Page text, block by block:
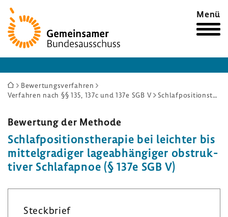
Zur
Startseite
Menü
Sie
sind
Bewertungsverfahren
Verfahren nach §§ 135, 137c und 137e SGB V
Schlafpositionstherapie bei leichter bis mittelgradiger lageabhängiger obstruktiver Schlafapnoe (§ 137e SGB V)
Bewer­tung der Methode
Schlaf­po­si­ti­ons­the­rapie bei leichter bis
mittel­gra­diger lage­ab­hän­giger obstruk­
tiver Schlaf­apnoe (§ 137e SGB V)
Steck­brief